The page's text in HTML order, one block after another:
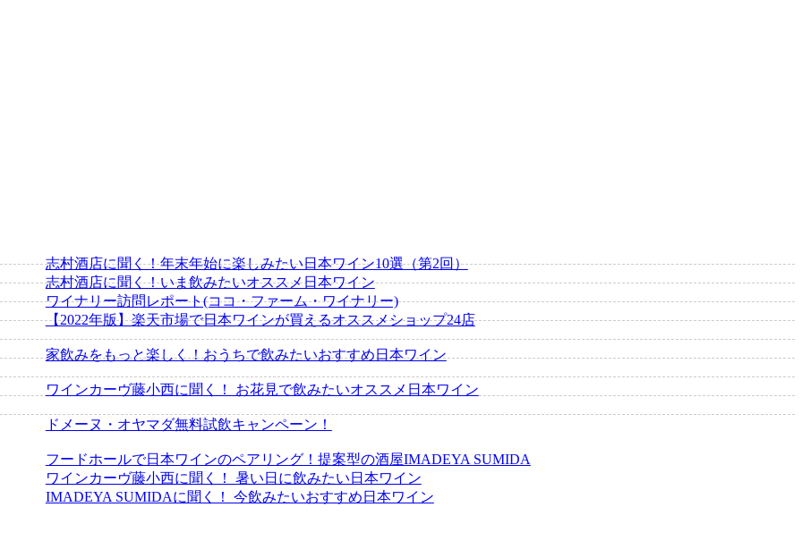
志村酒店に聞く！年末年始に楽しみたい日本ワイン10選（第2回）
志村酒店に聞く！いま飲みたいオススメ日本ワイン
ワイナリー訪問レポート(ココ・ファーム・ワイナリー)
【2022年版】楽天市場で日本ワインが買えるオススメショップ24店
家飲みをもっと楽しく！おうちで飲みたいおすすめ日本ワイン
ワインカーヴ藤小西に聞く！ お花見で飲みたいオススメ日本ワイン
ドメーヌ・オヤマダ無料試飲キャンペーン！
フードホールで日本ワインのペアリング！提案型の酒屋IMADEYA SUMIDA
ワインカーヴ藤小西に聞く！ 暑い日に飲みたい日本ワイン
IMADEYA SUMIDAに聞く！ 今飲みたいおすすめ日本ワイン